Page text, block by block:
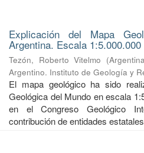
Explicación del Mapa
Argentina. Escala 1:5.000.000
Tezón, Roberto Vitelmo (
Argentino. Instituto de Geología y
El mapa geológico ha sido
Geológica del Mundo en escala
en el Congreso Geológico
contribución de entidades